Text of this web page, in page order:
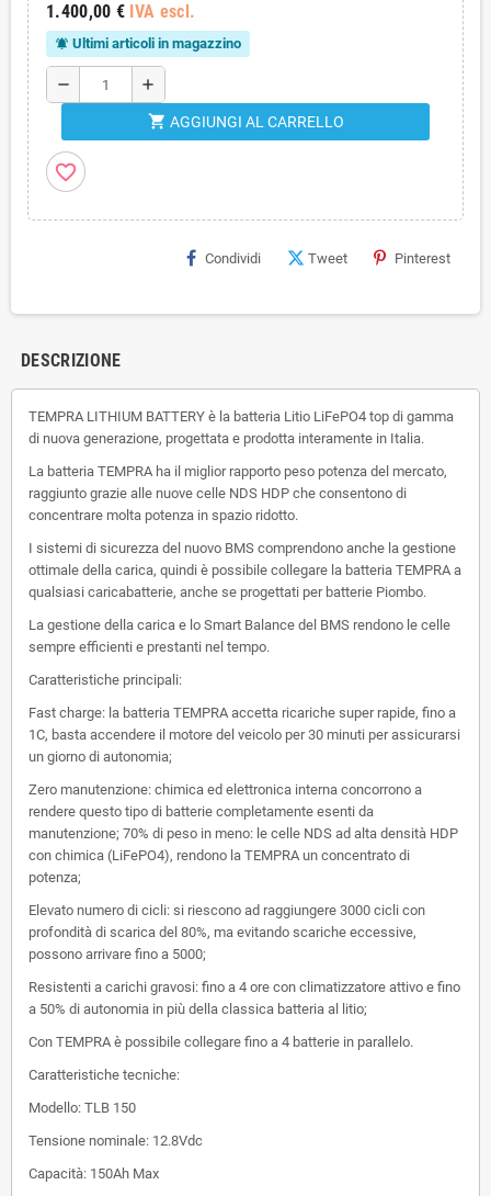
1.400,00 € IVA escl.
notifications_active Ultimi articoli in magazzino
remove add
shopping_cart AGGIUNGI AL CARRELLO
favorite_border
Condividi Tweet Pinterest
DESCRIZIONE
TEMPRA LITHIUM BATTERY è la batteria Litio LiFePO4 top di gamma
di nuova generazione, progettata e prodotta interamente in Italia.
La batteria TEMPRA ha il miglior rapporto peso potenza del mercato,
raggiunto grazie alle nuove celle NDS HDP che consentono di
concentrare molta potenza in spazio ridotto.
I sistemi di sicurezza del nuovo BMS comprendono anche la gestione
ottimale della carica, quindi è possibile collegare la batteria TEMPRA a
qualsiasi caricabatterie, anche se progettati per batterie Piombo.
La gestione della carica e lo Smart Balance del BMS rendono le celle
sempre efficienti e prestanti nel tempo.
Caratteristiche principali:
Fast charge: la batteria TEMPRA accetta ricariche super rapide, fino a
1C, basta accendere il motore del veicolo per 30 minuti per assicurarsi
un giorno di autonomia;
Zero manutenzione: chimica ed elettronica interna concorrono a
rendere questo tipo di batterie completamente esenti da
manutenzione; 70% di peso in meno: le celle NDS ad alta densità HDP
con chimica (LiFePO4), rendono la TEMPRA un concentrato di
potenza;
Elevato numero di cicli: si riescono ad raggiungere 3000 cicli con
profondità di scarica del 80%, ma evitando scariche eccessive,
possono arrivare fino a 5000;
Resistenti a carichi gravosi: fino a 4 ore con climatizzatore attivo e fino
a 50% di autonomia in più della classica batteria al litio;
Con TEMPRA è possibile collegare fino a 4 batterie in parallelo.
Caratteristiche tecniche:
Modello: TLB 150
Tensione nominale: 12.8Vdc
Capacità: 150Ah Max